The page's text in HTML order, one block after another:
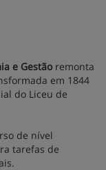
e Gestão remonta
em 1844
do Liceu de
de nível
tarefas de